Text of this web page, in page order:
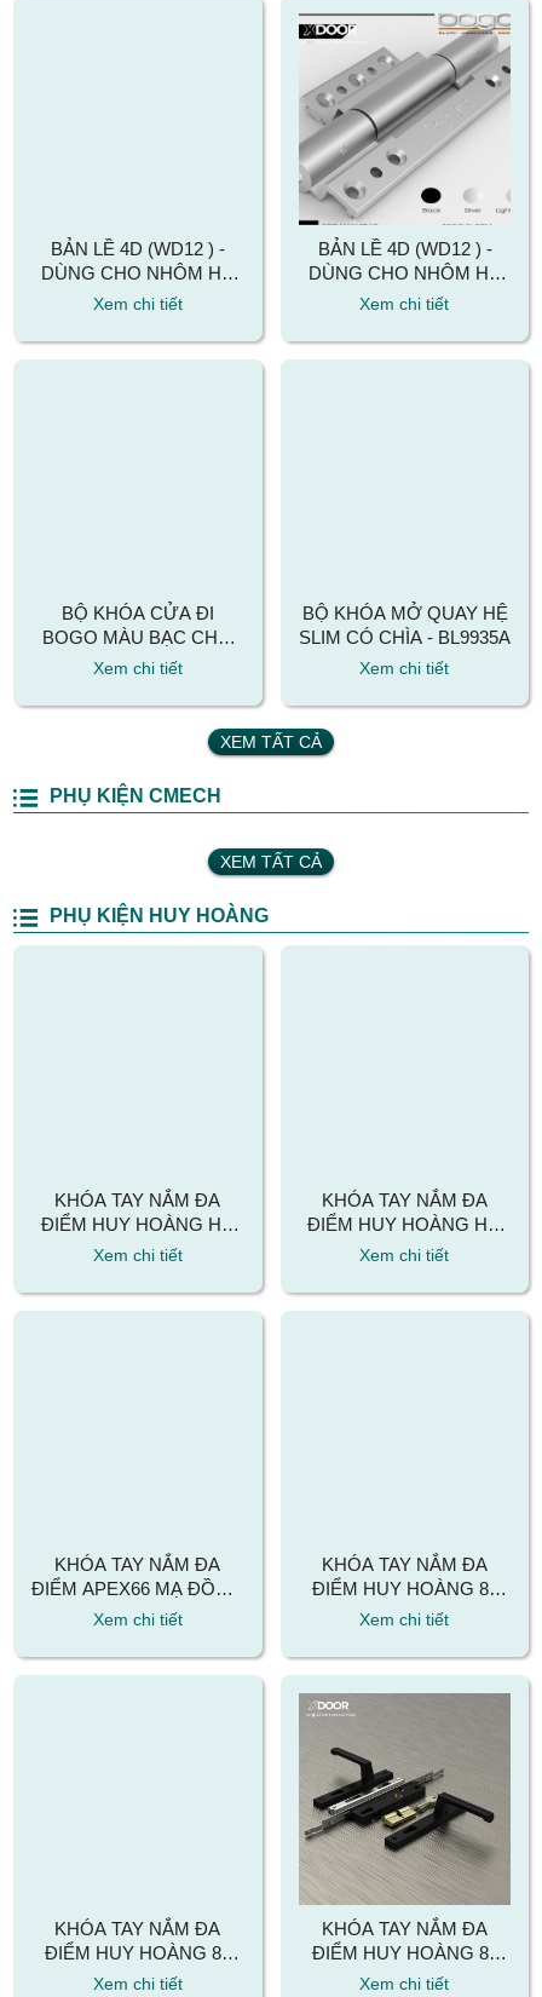
BẢN LỀ 4D (WD12 ) -
DÙNG CHO NHÔM HỆ
TOPAL PRIMA
Xem chi tiết
BẢN LỀ 4D (WD12 ) -
DÙNG CHO NHÔM HỆ
CẦU MAXAL
Xem chi tiết
BỘ KHÓA CỬA ĐI
BOGO MÀU BẠC CHO
CÁC HỆ: XINGFA,
MAXAL, JMA60,...
Xem chi tiết
BỘ KHÓA MỞ QUAY HỆ
SLIM CÓ CHÌA - BL9935A
Xem chi tiết
XEM TẤT CẢ
PHỤ KIỆN CMECH
XEM TẤT CẢ
PHỤ KIỆN HUY HOÀNG
KHÓA TAY NẮM ĐA
ĐIỂM HUY HOÀNG HC
66
Xem chi tiết
KHÓA TAY NẮM ĐA
ĐIỂM HUY HOÀNG HC
68
Xem chi tiết
KHÓA TAY NẮM ĐA
ĐIỂM APEX66 MẠ ĐỒNG
ĐEN AMERICAN
Xem chi tiết
KHÓA TAY NẮM ĐA
ĐIỂM HUY HOÀNG 80
MẠ TITAN BẠC
Xem chi tiết
KHÓA TAY NẮM ĐA
ĐIỂM HUY HOÀNG 80
SƠN TRẮNG
Xem chi tiết
KHÓA TAY NẮM ĐA
ĐIỂM HUY HOÀNG 80
SƠN ĐEN
Xem chi tiết